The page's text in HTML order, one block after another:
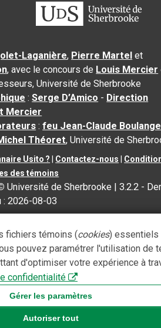
Laganière, Pierre Martel et
, avec le concours de Louis Mercier
Université de Sherbrooke
:Serge D’Amico - Direction
Mercier
:feu Jean-Claude
Théoret, Université de
Usito ? Contactez-nous
des témoins
Université de Sherbrooke |3.2.2 -
:2026-08-03
fichiers témoins (cookies) essentiels
pouvez paramétrer l'utilisation de
d'optimiser votre expérience à
confidentialité
Gérer les paramètres
Autoriser tout